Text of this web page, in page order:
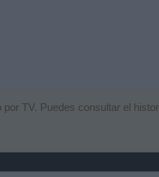
TV. Puedes consultar el